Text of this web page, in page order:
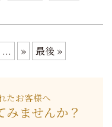
... » 最後 »
たお客様へ
みませんか？